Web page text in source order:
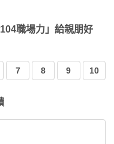
職場力」給親朋好
7 8 9 10